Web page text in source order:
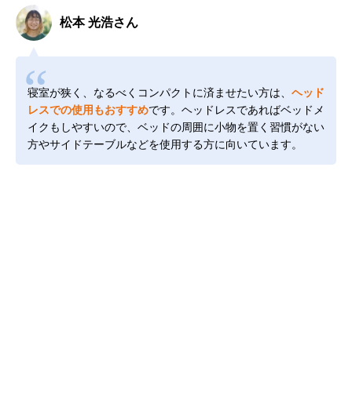
松本 光浩さん
寝室が狭く、なるべくコンパクトに済ませたい方は、 ヘッド
レスでの使用もおすすめです。ヘッドレスであればベッドメ
イクもしやすいので、ベッドの周囲に小物を置く習慣がない
方やサイドテーブルなどを使用する方に向いています。